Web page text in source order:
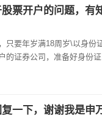
票开户的问题，有
只要年岁满18周岁\以身份
的证券公司，准备好身份
然也可线上办理，这个是...
一下，谢谢我是申